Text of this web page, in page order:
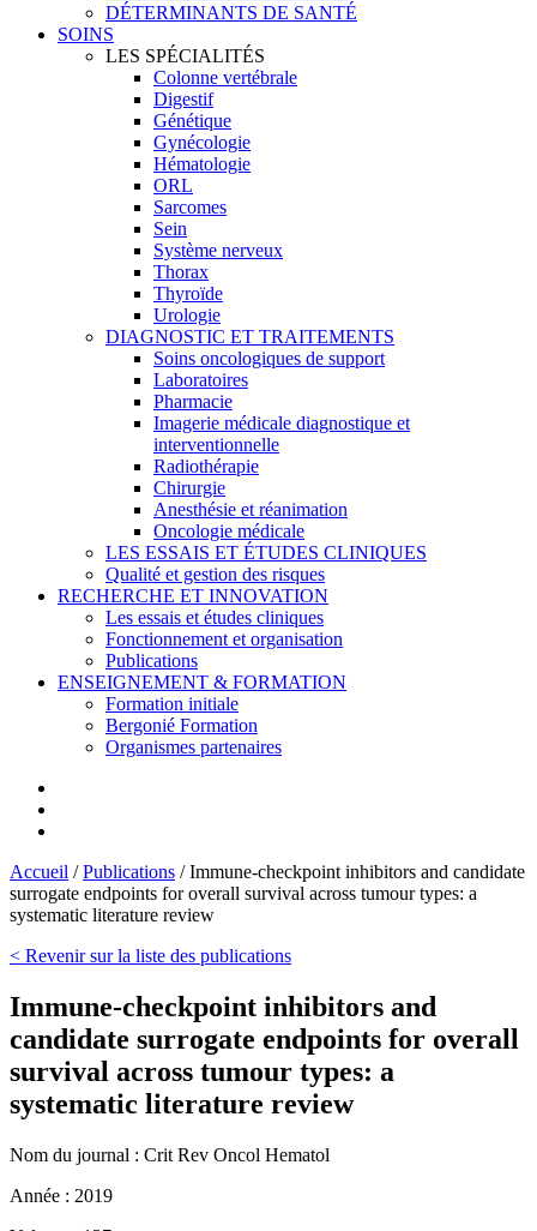
DÉTERMINANTS DE SANTÉ
SOINS
LES SPÉCIALITÉS
Colonne vertébrale
Digestif
Génétique
Gynécologie
Hématologie
ORL
Sarcomes
Sein
Système nerveux
Thorax
Thyroïde
Urologie
DIAGNOSTIC ET TRAITEMENTS
Soins oncologiques de support
Laboratoires
Pharmacie
Imagerie médicale diagnostique et
interventionnelle
Radiothérapie
Chirurgie
Anesthésie et réanimation
Oncologie médicale
LES ESSAIS ET ÉTUDES CLINIQUES
Qualité et gestion des risques
RECHERCHE ET INNOVATION
Les essais et études cliniques
Fonctionnement et organisation
Publications
ENSEIGNEMENT & FORMATION
Formation initiale
Bergonié Formation
Organismes partenaires
Accueil /Publications /Immune-checkpoint inhibitors and candidate
surrogate endpoints for overall survival across tumour types: a
systematic literature review
< Revenir sur la liste des publications
Immune-checkpoint inhibitors and
candidate surrogate endpoints for overall
survival across tumour types: a
systematic literature review
Nom du journal : Crit Rev Oncol Hematol
Année : 2019